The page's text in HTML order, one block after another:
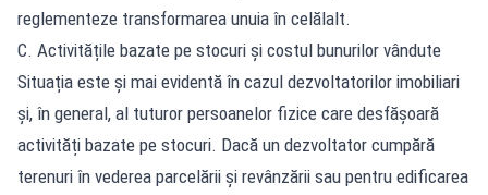
reglementeze transformarea unuia în celălalt.
C. Activitățile bazate pe stocuri și costul bunurilor vândute
Situația este și mai evidentă în cazul dezvoltatorilor imobiliari
și, în general, al tuturor persoanelor fizice care desfășoară
activități bazate pe stocuri. Dacă un dezvoltator cumpără
terenuri în vederea parcelării și revânzării sau pentru edificarea